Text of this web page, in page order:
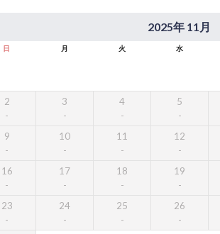
2025年 11月
日 月 火 水
2 3 4 5
9 10 11 12
16 17 18 19
23 24 25 26